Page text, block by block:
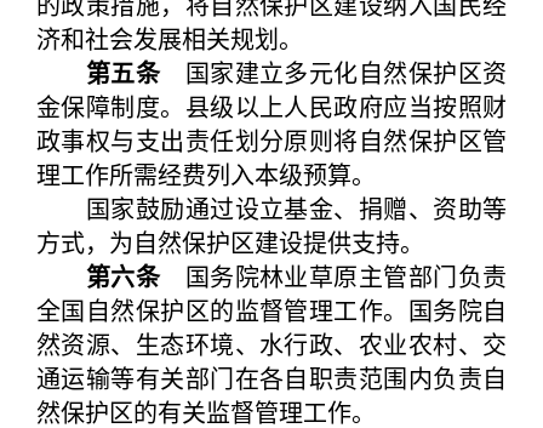
济和社会发展相关规划。
第五条国家建立多元化自然保护区资
金保障制度。县级以上人民政府应当按照财
政事权与支出责任划分原则将自然保护区管
理工作所需经费列入本级预算。
国家鼓励通过设立基金、捐赠、资助等
方式，为自然保护区建设提供支持。
第六条国务院林业草原主管部门负责
全国自然保护区的监督管理工作。国务院自
然资源、生态环境、水行政、农业农村、交
通运输等有关部门在各自职责范围内负责自
然保护区的有关监督管理工作。